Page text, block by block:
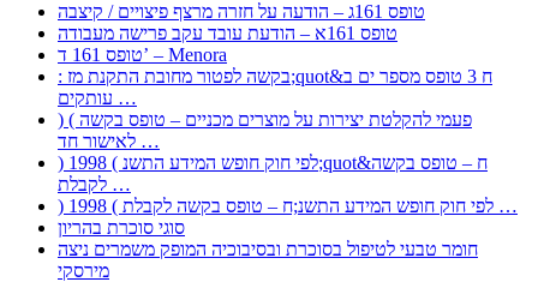
טופס 161ג – הודעה על חזרה מרצף פיצויים / קיצבה
טופס 161א – הודעת עובד עקב פרישה מעבודה
טופס 161 ד’ – Menora
: בקשה לפטור מחובת התקנת מז;quot&ח 3 טופס מספר ים ב
עותקים …
) ( פעמי להקלטת יצירות על מוצרים מכניים – טופס בקשה
לאישור חד …
) 1998 ( לפי חוק חופש המידע התשנ;quot&ח – טופס בקשה
לקבלת …
) 1998 ( לפי חוק חופש המידע התשנ;ח – טופס בקשה לקבלת …
סוגי סוכרת בהריון
חומר טבעי לטיפול בסוכרת ובסיבוכיה המופק משמרים ניצה
מירסקי